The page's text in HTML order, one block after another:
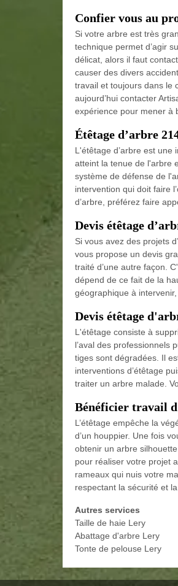
Confier vous au
Si votre arbre est très
technique permet d’agir
délicat, alors il faut
causer des divers
travail et toujours dans le
aujourd’hui contacter
expérience pour mener à
Étêtage d’arbre
L'étêtage d’arbre est
atteint la tenue de l'arbre
système de défense de
intervention qui doit faire
d’arbre, préférez faire
Devis étêtage
Si vous avez des projets
vous propose un devis
traité d’une autre façon.
dépend de ce fait de la
géographique à
Devis étêtage
L'étêtage consiste à
l’aval des professionnels
tiges sont dégradées. Il
interventions d’étêtage
traiter un arbre malade.
Bénéficier travail
L’étêtage empêche la
d’un houppier. Une fois
obtenir un arbre
pour réaliser votre projet
rameaux qui nuis votre
respectant la sécurité et
Autres services
Taille de haie Lery
Abattage d'arbre Lery
Tonte de pelouse Lery